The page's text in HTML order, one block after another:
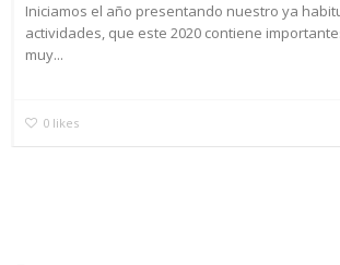
Iniciamos el año presentando nuestro ya
actividades, que este 2020 contiene
muy...
0 likes